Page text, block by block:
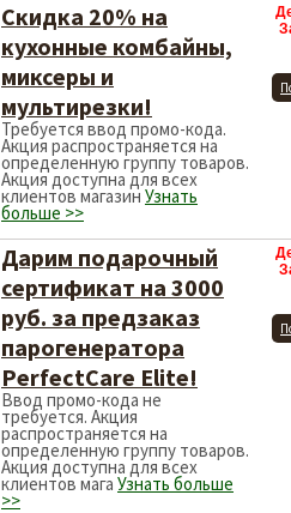
Скидка 20% на
кухонные комбайны,
миксеры и
мультирезки!
Требуется ввод промо-кода.
Акция распространяется на
определенную группу товаров.
Акция доступна для всех
клиентов магазин Узнать
больше >>
Дарим подарочный
сертификат на 3000
руб. за предзаказ
парогенератора
PerfectCare Elite!
Ввод промо-кода не
требуется. Акция
распространяется на
определенную группу товаров.
Акция доступна для всех
клиентов мага Узнать больше
>>